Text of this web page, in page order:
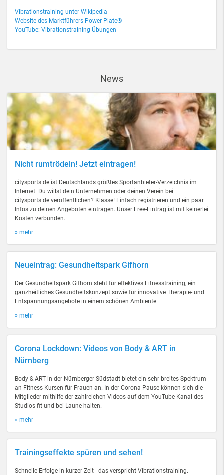
Vibrationstraining unter Wikipedia
Website des Marktführers Power Plate®
YouTube: Vibrationstraining-Übungen
News
Nicht rumtrödeln! Jetzt eintragen!
citysports.de ist Deutschlands größtes Sportanbieter-Verzeichnis im
Internet. Du willst dein Unternehmen oder deinen Verein bei
citysports.de veröffentlichen? Klasse! Einfach registrieren und ein paar
Infos zu deinen Angeboten eintragen. Unser Free-Eintrag ist mit keinerlei
Kosten verbunden.
» mehr
Neueintrag: Gesundheitspark Gifhorn
Der Gesundheitspark Gifhorn steht für effektives Fitnesstraining, ein
ganzheitliches Gesundheitskonzept sowie für innovative Therapie- und
Entspannungsangebote in einem schönen Ambiente.
» mehr
Corona Lockdown: Videos von Body & ART in
Nürnberg
Body & ART in der Nürnberger Südstadt bietet ein sehr breites Spektrum
an Fitness-Kursen für Frauen an. In der Corona-Pause können sich die
Mitglieder mithilfe der zahlreichen Videos auf dem YouTube-Kanal des
Studios fit und bei Laune halten.
» mehr
Trainingseffekte spüren und sehen!
Schnelle Erfolge in kurzer Zeit - das verspricht Vibrationstraining.